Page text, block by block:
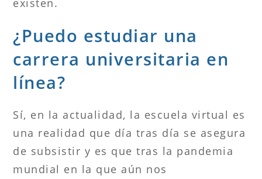
¿Puedo estudiar una
carrera universitaria en
línea?
Sí, en la actualidad, la escuela virtual es
una realidad que día tras día se asegura
de subsistir y es que tras la pandemia
mundial en la que aún nos